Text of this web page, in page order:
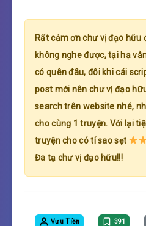
Rất cảm ơn chư vị đạo hữu
không nghe được, tại hạ
có quên đâu, đôi khi cái
post mới nên chư vị đạo
search trên website nhé,
cho cùng 1 truyện. Với lại
truyện cho có tí sao sẹt
Đa tạ chư vị đạo hữu!!!
Vưu Tiền 391